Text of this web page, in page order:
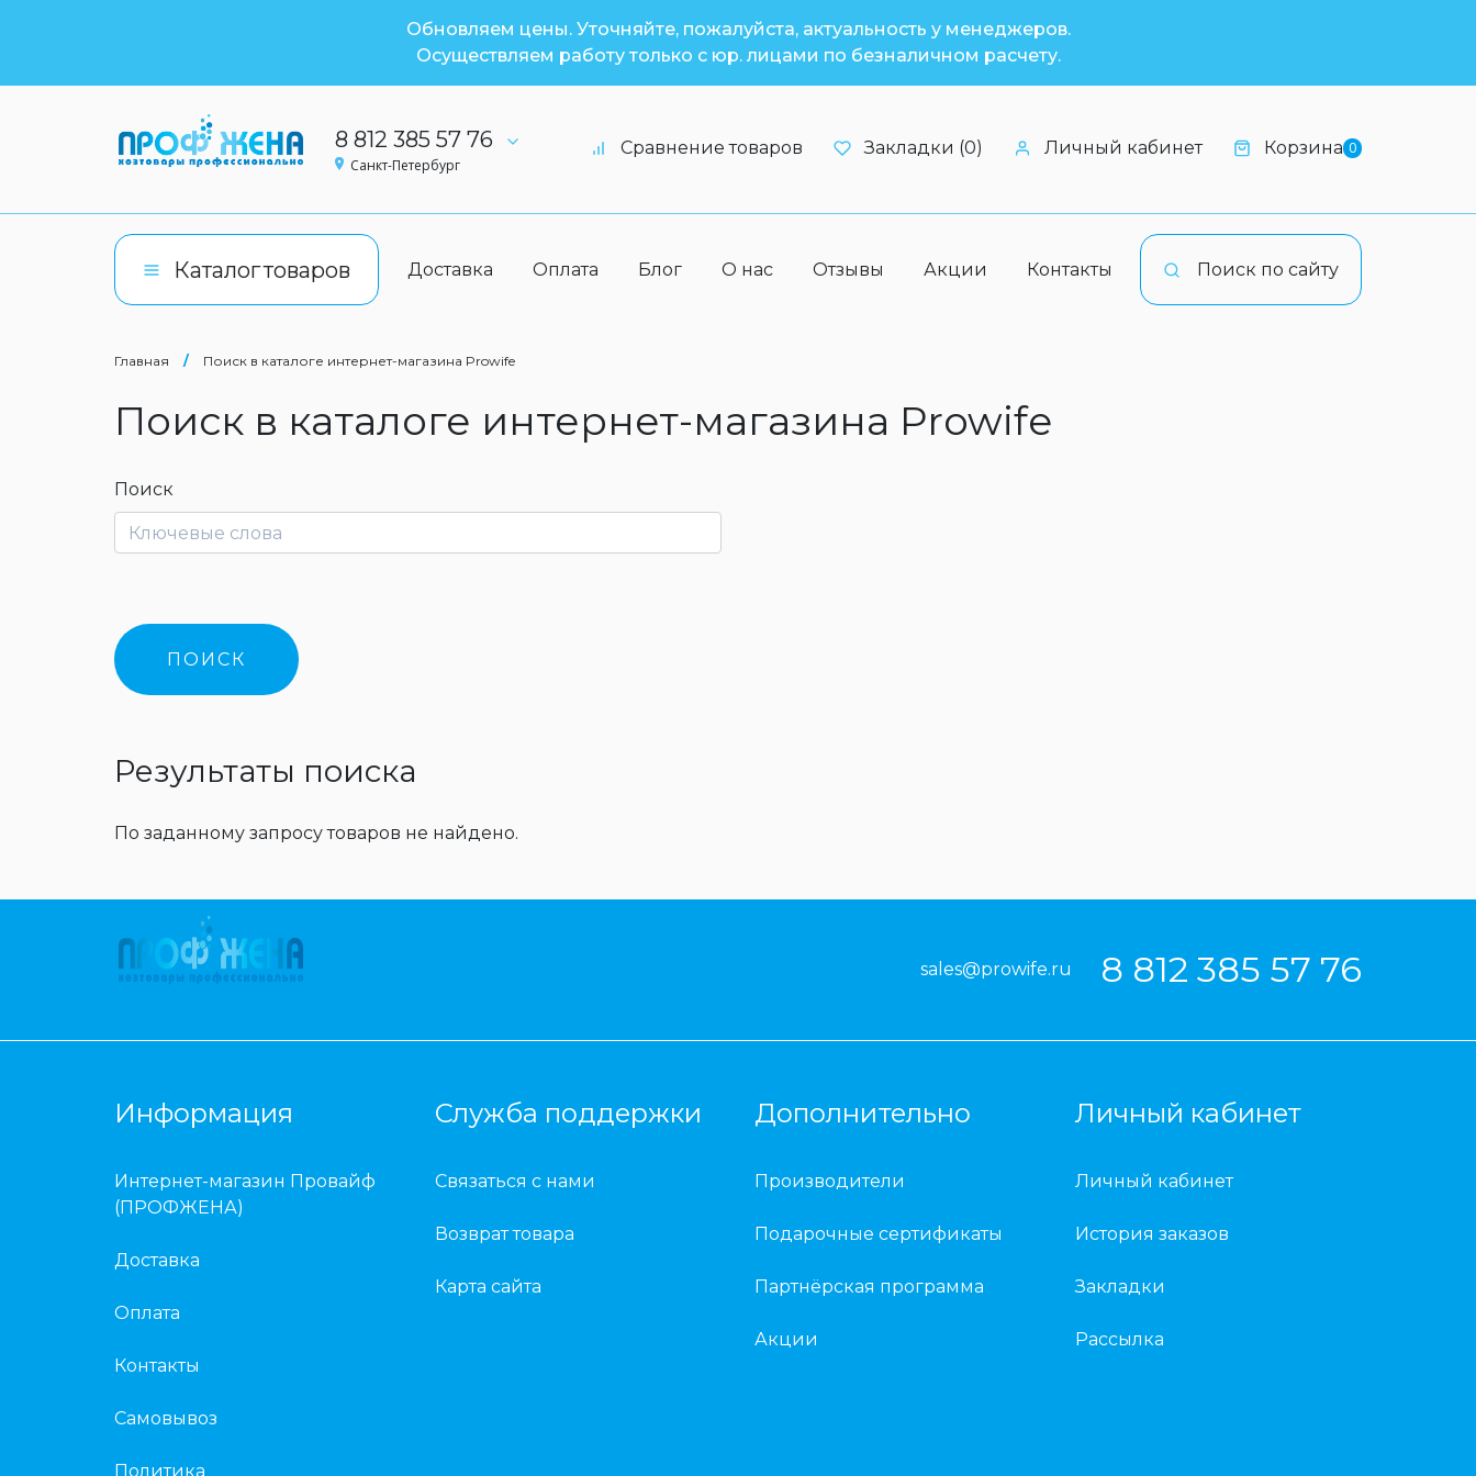
Обновляем цены. Уточняйте, пожалуйста, актуальность у менеджеров.
Осуществляем работу только с юр. лицами по безналичном расчету.
8 812 385 57 76
Санкт-Петербург
Сравнение товаров Закладки (0) Личный кабинет Корзина 0
Поиск по сайту
Каталогтоваров Доставка Оплата Блог О нас Отзывы Акции Контакты
Главная / Поиск в каталоге интернет-магазина Prowife
Поиск в каталоге интернет-магазина Prowife
Поиск
Результаты поиска
По заданному запросу товаров не найдено.
sales@prowife.ru 8 812 385 57 76
Информация
Интернет-магазин Провайф
(ПРОФЖЕНА)
Доставка
Оплата
Контакты
Самовывоз
Политика
Служба поддержки
Связаться с нами
Возврат товара
Карта сайта
Дополнительно
Производители
Подарочные сертификаты
Партнёрская программа
Акции
Личный кабинет
Личный кабинет
История заказов
Закладки
Рассылка